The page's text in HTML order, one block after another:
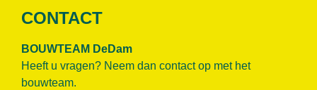
CONTACT
BOUWTEAM DeDam
Heeft u vragen? Neem dan contact op met het
bouwteam.